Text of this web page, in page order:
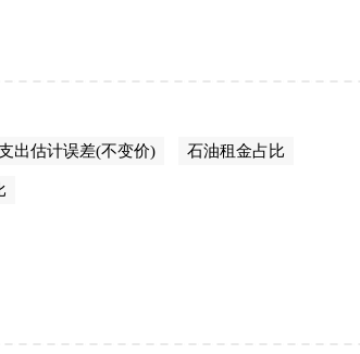
出估计误差(不变价) 石油租金占比